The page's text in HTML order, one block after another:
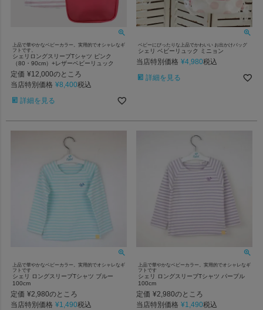
上品で華やかなベビーカラー。実用的でオシャレなギ
フトです。
シェリロングスリーブTシャツ ピンク
（80・90cm）+レザーベビーリュック
定価 ¥12,000のところ
当店特別価格 ¥8,400税込
詳細を見る
ベビーにぴったりな上品でかわいい お出かけバッグ
シェリ ベビーリュック ミニョン
当店特別価格 ¥4,980税込
詳細を見る
上品で華やかなベビーカラー。実用的でオシャレなギ
フトです
シェリ ロングスリーブTシャツ ブルー
100cm
定価 ¥2,980のところ
当店特別価格 ¥1,490税込
上品で華やかなベビーカラー。実用的でオシャレなギ
フトです
シェリ ロングスリーブTシャツ パープル
100cm
定価 ¥2,980のところ
当店特別価格 ¥1,490税込